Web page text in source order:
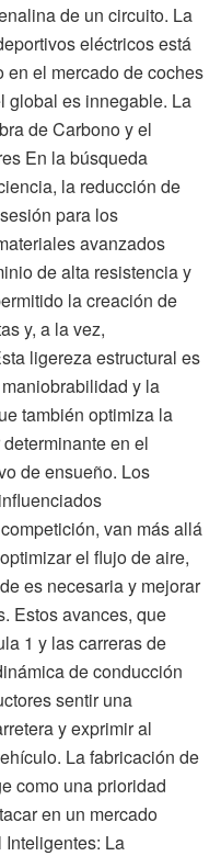
de un circuito. La
eléctricos está
en el mercado de coches
global es innegable. La
de Carbono y el
En la búsqueda
la reducción de
para los
avanzados
de alta resistencia y
la creación de
y, a la vez,
ligereza estructural es
y la
también optimiza la
en el
de ensueño. Los
van más allá
el flujo de aire,
es necesaria y mejorar
Estos avances, que
1 y las carreras de
de conducción
sentir una
y exprimir al
La fabricación de
como una prioridad
en un mercado
La